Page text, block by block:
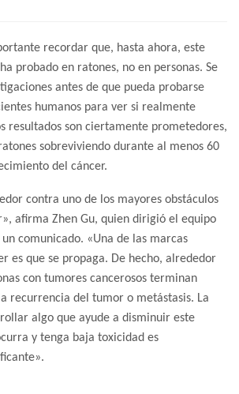
recordar que, hasta ahora, este
probado en ratones, no en personas. Se
antes de que pueda probarse
humanos para ver si realmente
resultados son ciertamente prometedores,
sobreviviendo durante al menos 60
del cáncer.
contra uno de los mayores obstáculos
afirma Zhen Gu, quien dirigió el equipo
comunicado. «Una de las marcas
es que se propaga. De hecho, alrededor
con tumores cancerosos terminan
recurrencia del tumor o metástasis. La
algo que ayude a disminuir este
y tenga baja toxicidad es